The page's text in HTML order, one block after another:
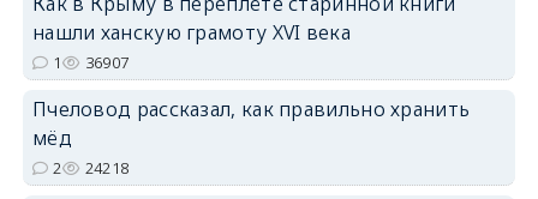
нашли ханскую грамоту XVI века
1 36907
Пчеловод рассказал, как правильно хранить
мёд
2 24218